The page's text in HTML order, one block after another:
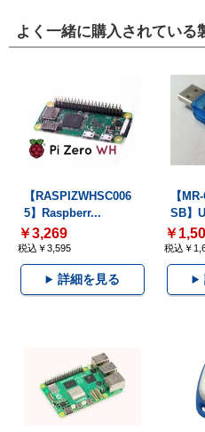
よく一緒に購入されている
【RASPIZWHSC006
5】Raspberr...
￥3,269
税込￥3,595
詳細を見る
【
SB】
￥
税込￥